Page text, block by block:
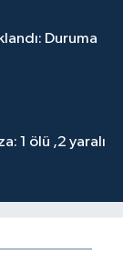
Duruma
1 ölü ,2 yaralı